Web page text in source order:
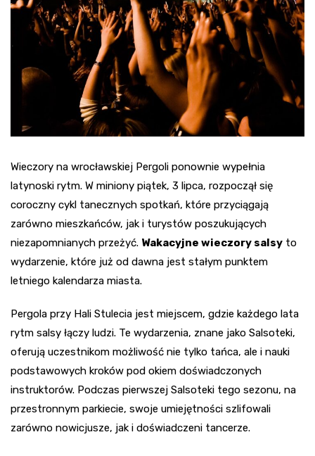
Wieczory na wrocławskiej Pergoli ponownie wypełnia
latynoski rytm. W miniony piątek, 3 lipca, rozpoczął się
coroczny cykl tanecznych spotkań, które przyciągają
zarówno mieszkańców, jak i turystów poszukujących
niezapomnianych przeżyć. Wakacyjne wieczory salsy to
wydarzenie, które już od dawna jest stałym punktem
letniego kalendarza miasta.
Pergola przy Hali Stulecia jest miejscem, gdzie każdego lata
rytm salsy łączy ludzi. Te wydarzenia, znane jako Salsoteki,
oferują uczestnikom możliwość nie tylko tańca, ale i nauki
podstawowych kroków pod okiem doświadczonych
instruktorów. Podczas pierwszej Salsoteki tego sezonu, na
przestronnym parkiecie, swoje umiejętności szlifowali
zarówno nowicjusze, jak i doświadczeni tancerze.